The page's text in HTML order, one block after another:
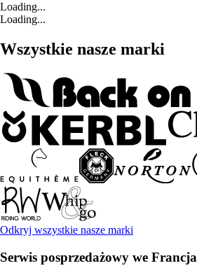
Loading...
Loading...
Wszystkie nasze marki
Odkryj wszystkie nasze marki
Serwis posprzedażowy we Francja